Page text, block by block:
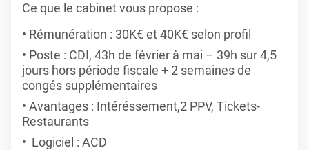
Ce que le cabinet vous propose :
Rémunération : 30K€ et 40K€ selon profil
Poste : CDI, 43h de février à mai – 39h sur 4,5
jours hors période fiscale + 2 semaines de
congés supplémentaires
Avantages : Intéréssement,2 PPV, Tickets-
Restaurants
Logiciel : ACD